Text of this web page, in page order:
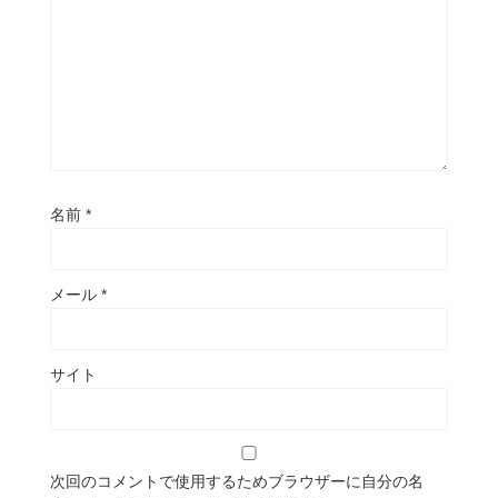
名前 *
メール *
サイト
次回のコメントで使用するためブラウザーに自分の名